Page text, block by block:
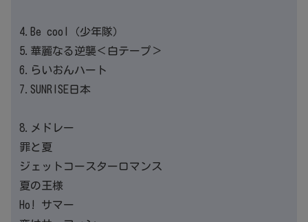
4.Be cool（少年隊）
5.華麗なる逆襲＜白テープ＞
6.らいおんハート
7.SUNRISE日本
8.メドレー
罪と夏
ジェットコースターロマンス
夏の王様
Ho! サマー